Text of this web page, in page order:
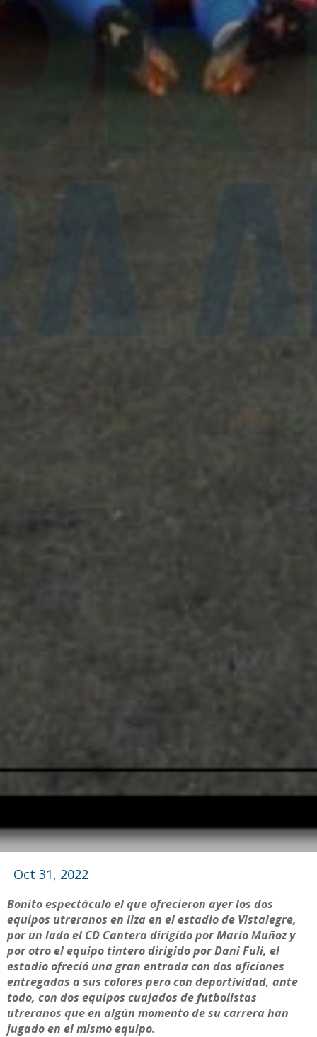
Oct 31, 2022
Bonito espectáculo el que ofrecieron ayer los dos
equipos utreranos en liza en el estadio de Vistalegre,
por un lado el CD Cantera dirigido por Mario Muñoz y
por otro el equipo tintero dirigido por Dani Fuli, el
estadio ofreció una gran entrada con dos aficiones
entregadas a sus colores pero con deportividad, ante
todo, con dos equipos cuajados de futbolistas
utreranos que en algún momento de su carrera han
jugado en el mismo equipo.